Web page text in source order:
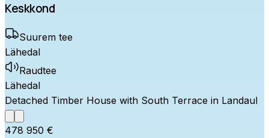
Keskkond
Suurem tee
Lähedal
Raudtee
Lähedal
Detached Timber House with South Terrace in Landaul
478 950 €